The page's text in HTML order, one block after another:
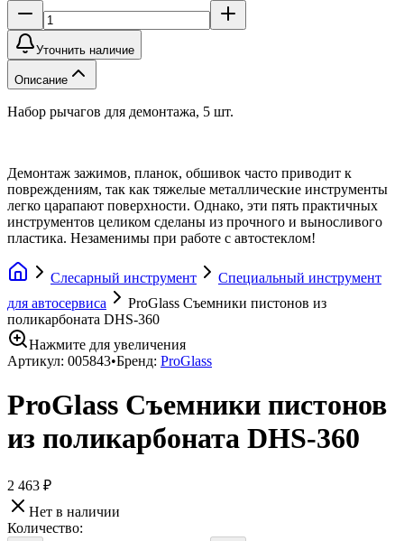
Уточнить наличие
Описание
Набор рычагов для демонтажа, 5 шт.
Демонтаж зажимов, планок, обшивок часто приводит к
повреждениям, так как тяжелые металлические инструменты
легко царапают поверхности. Однако, эти пять практичных
инструментов целиком сделаны из прочного и выносливого
пластика. Незаменимы при работе с автостеклом!
Слесарный инструмент
Специальный инструмент
для автосервиса
ProGlass Съемники пистонов из
поликарбоната DHS-360
Нажмите для увеличения
Артикул: 005843•Бренд: ProGlass
ProGlass Съемники пистонов
из поликарбоната DHS-360
2 463 ₽
Нет в наличии
Количество: